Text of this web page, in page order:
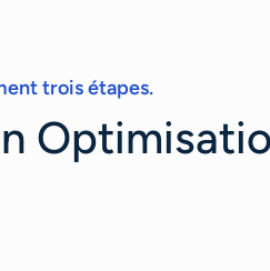
trois étapes.